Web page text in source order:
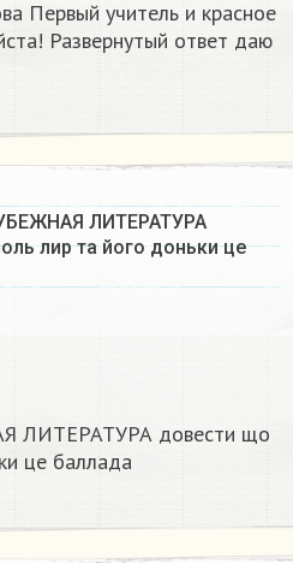
Первый учитель и красное
Развернутый ответ даю
ЛИТЕРАТУРА
лир та його доньки це
ЛИТЕРАТУРА довести що
це баллада